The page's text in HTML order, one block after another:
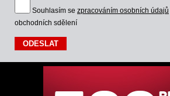
Souhlasím se zpracováním osobních údajů
obchodních sdělení